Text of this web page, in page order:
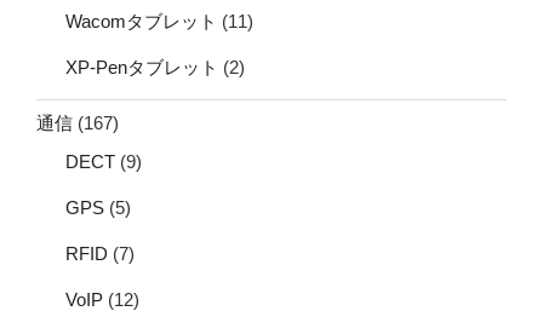
Wacomタブレット (11)
XP-Penタブレット (2)
通信 (167)
DECT (9)
GPS (5)
RFID (7)
VoIP (12)